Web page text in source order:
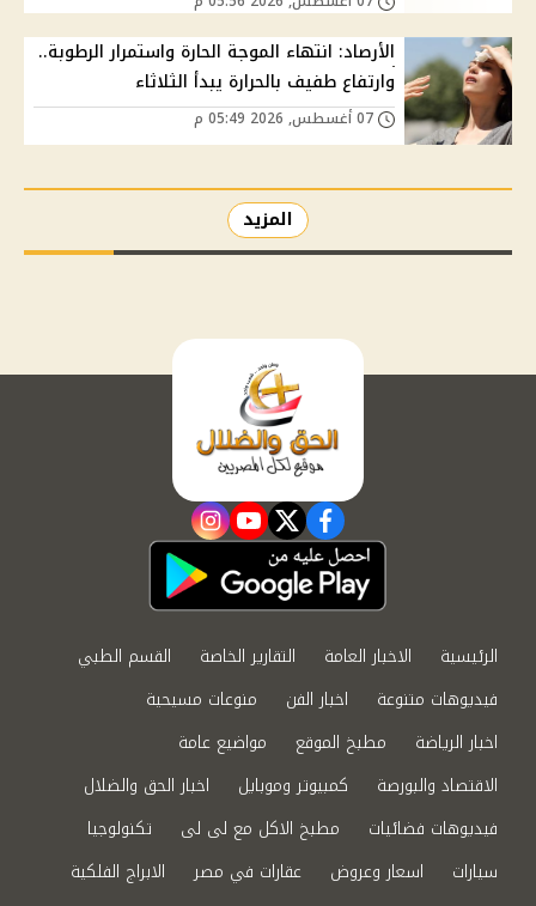
الأرصاد: انتهاء الموجة الحارة واستمرار الرطوبة..
وارتفاع طفيف بالحرارة يبدأ الثلاثاء
المزيد
facebook
twitter
youtube
instagram
الرئيسية الاخبار العامة التقارير الخاصة
القسم الطبي
فيديوهات متنوعة
اخبار الفن
منوعات مسيحية
اخبار الرياضة
مطبخ الموقع
مواضيع عامة
الاقتصاد والبورصة
كمبيوتر وموبايل
اخبار الحق والضلال
فيديوهات فضائيات
مطبخ الاكل مع لى لى
تكنولوجيا
سيارات
اسعار وعروض عقارات في مصر
الابراج الفلكية